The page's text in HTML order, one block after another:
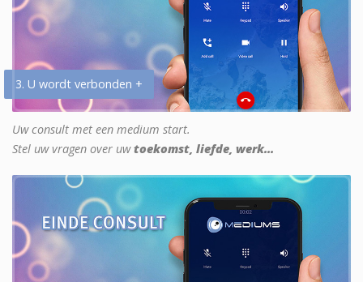
3. U wordt verbonden +
Uw consult met een medium start.
Stel uw vragen over uwtoekomst, liefde, werk...